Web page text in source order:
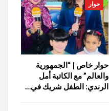
حوار
حوار خاص | “الجمهورية
والعالم” مع الكاتبة أمل
الرندي: الطفل شريك في…